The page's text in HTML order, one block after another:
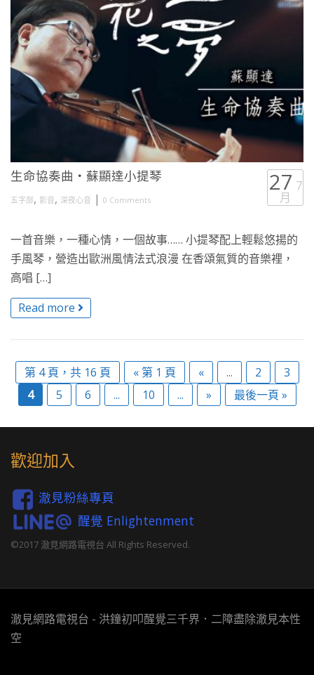
生命協奏曲・蘇顯達小提琴
五字部, 影音, 深夜心音 | 0 Comments
27 7
月
一首音樂，一種心情，一個故事…… 小提琴配上輕鬆悠揚的
手風琴，營造出歐洲風情法式浪漫 在香頌氣質的音樂裡，
高唱 […]
Read more
第 4 頁，共 16 頁 « 第 1 頁 « ... 2
3
4
5 6 ... 10 ... » 最後一頁 »
歡迎加入
澈見粉絲專頁
醒覺 Enlightenment
©2017 澈見網路電視台 All Rights Reserved.
澈見網路電視台 - 洪鐘初叩醒覺三千界．二障盡除澈見本性
空